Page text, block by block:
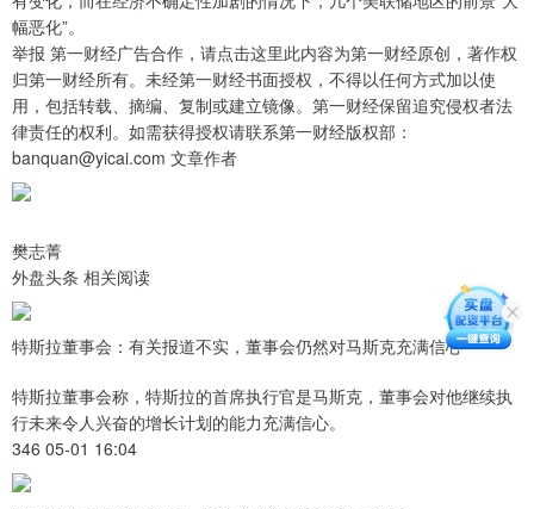
幅恶化”。
举报 第一财经广告合作，请点击这里此内容为第一财经原创，著作权
归第一财经所有。未经第一财经书面授权，不得以任何方式加以使
用，包括转载、摘编、复制或建立镜像。第一财经保留追究侵权者法
律责任的权利。如需获得授权请联系第一财经版权部：
banquan@yicai.com 文章作者
樊志菁
外盘头条 相关阅读
特斯拉董事会：有关报道不实，董事会仍然对马斯克充满信心
特斯拉董事会称，特斯拉的首席执行官是马斯克，董事会对他继续执
行未来令人兴奋的增长计划的能力充满信心。
346 05-01 16:04